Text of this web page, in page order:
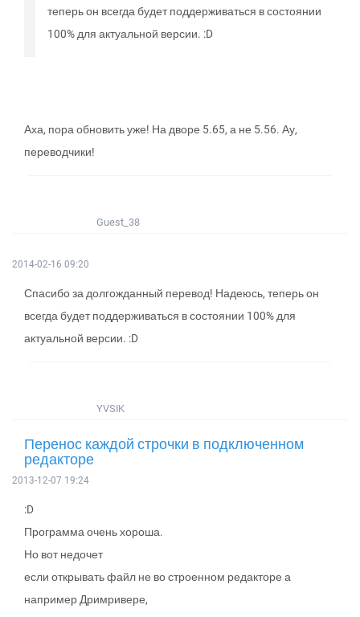
теперь он всегда будет поддерживаться в состоянии
100% для актуальной версии. :D
Аха, пора обновить уже! На дворе 5.65, а не 5.56. Ау,
переводчики!
Guest_38
2014-02-16 09:20
Спасибо за долгожданный перевод! Надеюсь, теперь он
всегда будет поддерживаться в состоянии 100% для
актуальной версии. :D
YVSIK
Перенос каждой строчки в подключенном
редакторе
2013-12-07 19:24
:D
Программа очень хороша.
Но вот недочет
если открывать файл не во строенном редакторе а
например Дримривере,